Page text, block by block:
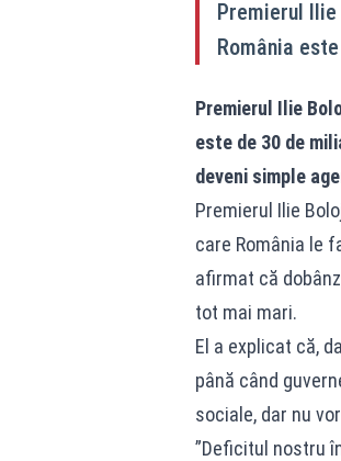
Premierul
România
Premierul Ilie
este de 30 de
deveni simple
Premierul Ilie
care România le
afirmat că
tot mai mari.
El a explicat că,
până când
sociale, dar nu
”Deficitul nostru